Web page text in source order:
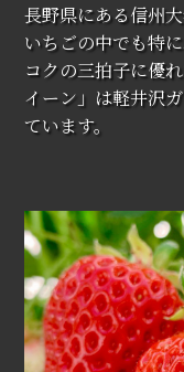
長野県にある信州
いちごの中でも特
コクの三拍子に優
イーン」は軽井沢
ています。